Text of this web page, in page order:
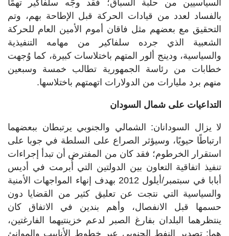
السياسيين من حلبة السباق؛ فقد وجّه سلفاكير تهمًا
بالفساد لعدد من قيادات الحركة قبل الإطاحة بهم، وتم
التحقيق مع بعضهم مثل فاقان أموم الأمين العام للحركة
الشعبية الذي جرده سلفاكير من مهامه التنفيذية
والسياسية، ودينج ألور المتهم باختلاسات كبيرة، كما وُجهت
خطابات من رئاسة الجمهورية تطالب خمسة وسبعين
منهم برد مليارات من الدولارات اتهمتهم باختلاسها.
التداعيات على شمال السودان
لا يزال السودانان: الشمالي والجنوبي يرتبطان ببعضهما
ارتباطًا حيويًا، وسيؤثر الصراع على السلطة في جوبا على
استقرار الخرطوم؛ فقد كان من المفترض أن تبدأ إجراءات
تنفيذ اتفاقية التعاون بين الدولتين التي أُبرمت في أديس
أبابا في سبتمبر/أيلول 2012 بهدف إنهاء المواجهات الأمنية
والسياسية التي نتجت عن تعليق كثير من القضايا دون
حسمها قبل الانفصال، وأهم بندين في الاتفاق كان
ينتظرهما البلدان بفارغ الصبر لدعم خزينتيهما الفارغتين،
هما: تصدير النفط الجنوبي عبر خطوط الأنابيب والموانئ